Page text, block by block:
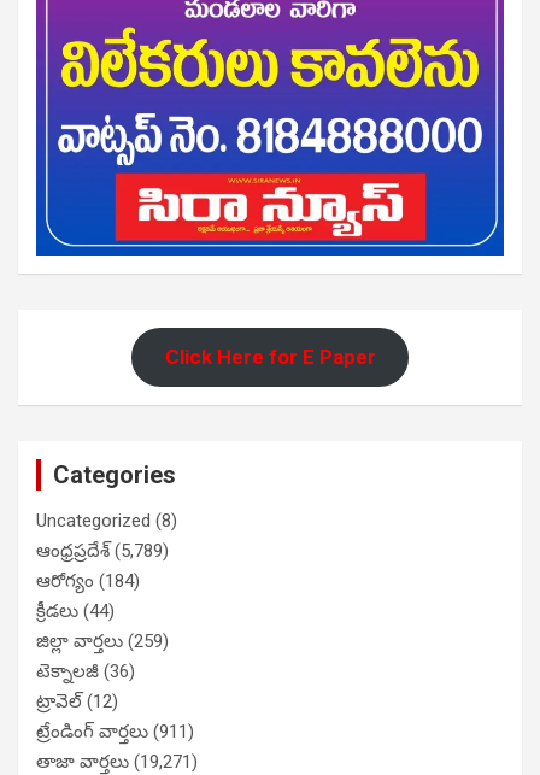
Click Here for E Paper
Categories
Uncategorized (8)
ఆంధ్రప్రదేశ్(5,789)
ఆరోగ్యం (184)
క్రీడలు (44)
జిల్లా వార్తలు (259)
టెక్నాలజీ (36)
ట్రావెల్(12)
ట్రేండింగ్ వార్తలు (911)
తాజా వార్తలు (19,271)